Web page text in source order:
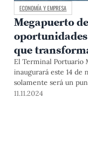
ECONOMÍA Y EMPRESA
Megapuerto
que
y la economía
El Terminal Portuario
inaugurará este 14 de
solamente será un
región, sino que
11.11.2024